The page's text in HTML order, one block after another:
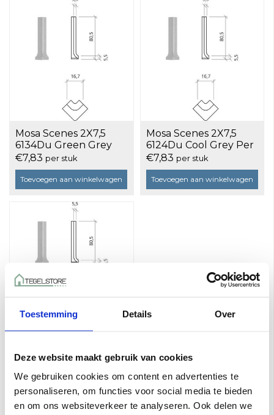
Toestemming Details Over
Deze website maakt gebruik van cookies
We gebruiken cookies om content en advertenties te
personaliseren, om functies voor social media te bieden
en om ons websiteverkeer te analyseren. Ook delen we
Mosa Scenes 2X7,5
6134Du Green Grey
Per Stuk
€7,83 per stuk
Toevoegen aan winkelwagen
Mosa Scenes 2X7,5
6124Du Cool Grey Per
Stuk
€7,83 per stuk
Toevoegen aan winkelwagen
Per Stuk
€7,83per stuk
Toevoegen aan winkelwagen